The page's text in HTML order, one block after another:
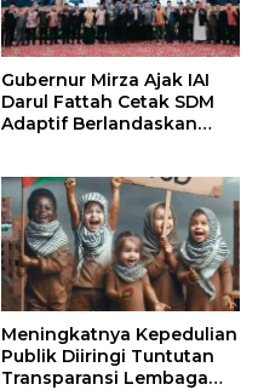
Gubernur Mirza Ajak IAI
Darul Fattah Cetak SDM
Adaptif Berlandaskan
Meningkatnya Kepedulian
Publik Diiringi Tuntutan
Transparansi Lembaga